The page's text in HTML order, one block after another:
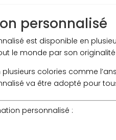
personnalisé
est disponible en
le monde par son
plusieurs colories comme
va être adopté pour
personnalisé :